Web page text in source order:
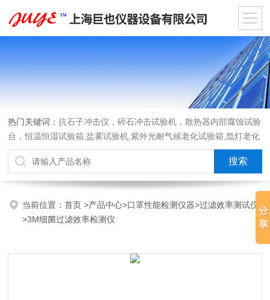
热门关键词：抗石子冲击仪，碎石冲击试验机，散热器内部腐蚀试验
台，恒温恒湿试验箱,盐雾试验机,紫外光耐气候老化试验箱,氙灯老化
试验箱，沙尘试验箱，淋雨试验箱，汽车内饰材料燃烧试验机
当前位置：首页>产品中心>口罩性能检测仪器>过滤效率测试仪
>3M细菌过滤效率检测仪